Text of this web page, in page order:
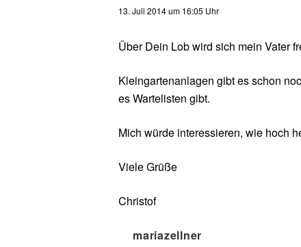
13. Juli 2014 um 16:05 Uhr
Über Dein Lob wird sich mein Vater
Kleingartenanlagen gibt es schon
es Wartelisten gibt.
Mich würde interessieren, wie hoch
Viele Grüße
Christof
mariazellner